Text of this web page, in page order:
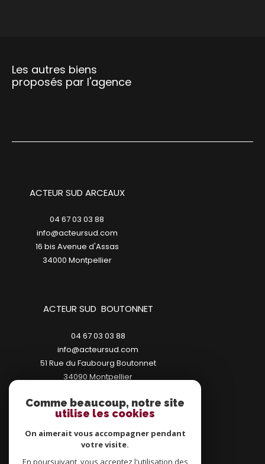
Les autres biens
proposés par l'agence
ACTEUR SUD ARCEAUX
04 67 03 03 88
info@acteursud.com
16 bis Avenue d'Assas
34000
montpellier
ACTEUR SUD BOUTONNET
04 67 03 03 88
info@acteursud.com
51 Rue du Faubourg Boutonnet
34090 montpellier
ADHÉRENTS
Comme beaucoup, notre site
utilise les cookies
On aimerait vous accompagner pendant
votre visite.
En poursuivant, vous acceptez l'utilisation des